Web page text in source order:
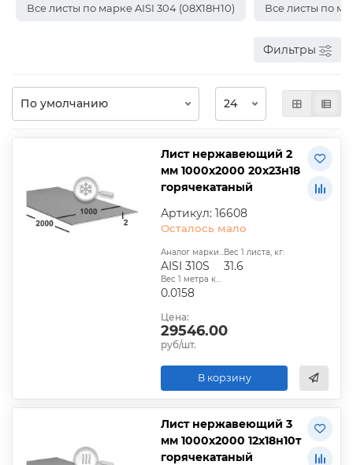
Все листы по марке AISI 304 (08Х18Н10) Все листы по
Фильтры
Лист нержавеющий 2
мм 1000х2000 20х23н18
горячекатаный
Артикул: 16608
Осталось мало
Аналог марки стали:
AISI 310S
Вес 1 листа, кг:
31.6
Вес 1 метра квадратного, т:
0.0158
Цена:
29546.00
руб/шт.
В корзину
Лист нержавеющий 3
мм 1000х2000 12х18н10т
горячекатаный